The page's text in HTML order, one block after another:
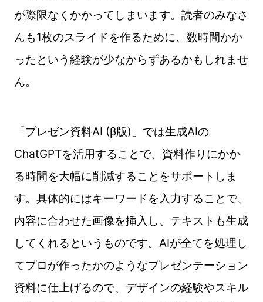
が際限なくかかってしまいます。読者のみなさ
んも1枚のスライドを作るために、数時間かか
ったという経験が少なからずあるかもしれませ
ん。
「プレゼン資料AI (β版)」では生成AIの
ChatGPTを活用することで、資料作りにかか
る時間を大幅に削減することをサポートしま
す。具体的にはキーワードを入力することで、
内容に合わせた画像を挿入し、テキストも生成
してくれるというものです。AIが全てを処理し
てプロが作ったかのようなプレゼンテーション
資料に仕上げるので、デザインの経験やスキル